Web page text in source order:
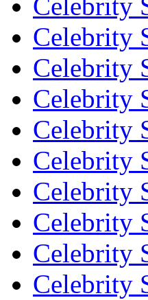
Celebrity
Celebrity
Celebrity
Celebrity
Celebrity
Celebrity
Celebrity
Celebrity
Celebrity
Celebrity